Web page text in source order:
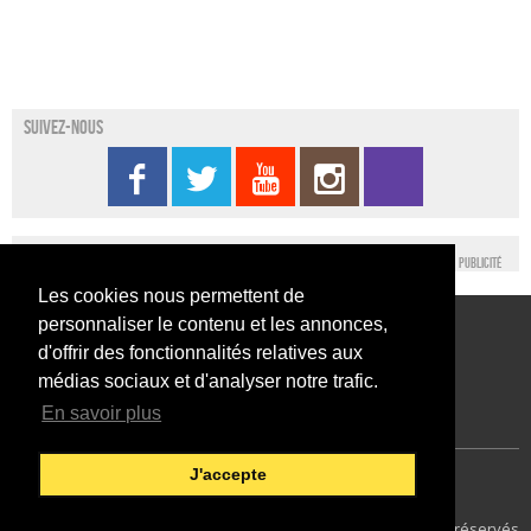
Les cookies nous permettent de
personnaliser le contenu et les annonces,
d'offrir des fonctionnalités relatives aux
médias sociaux et d'analyser notre trafic.
En savoir plus
J'accepte
Suivez-nous
Publicité
Conditions générales d’utilisation
Nous contacter
Conditions générales de vente
Mentions légales